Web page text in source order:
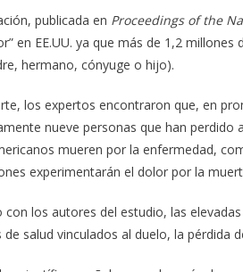
publicada en Proceedings of the
en EE.UU. ya que más de 1,2
hermano, cónyuge o hijo).
los expertos encontraron que, en
nueve personas que han
mueren por la enfermedad,
experimentarán el dolor por la
con los autores del estudio, las
de salud vinculados al duelo, la pérdida